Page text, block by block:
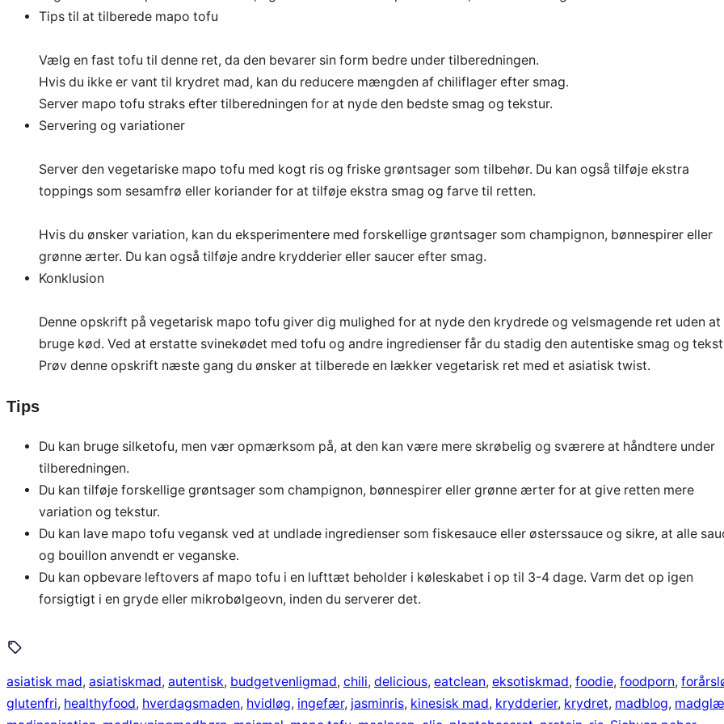
Tips til at tilberede mapo tofu
Vælg en fast tofu til denne ret, da den bevarer sin form bedre under tilberedningen.
Hvis du ikke er vant til krydret mad, kan du reducere mængden af chiliflager efter smag.
Server mapo tofu straks efter tilberedningen for at nyde den bedste smag og tekstur.
Servering og variationer
Server den vegetariske mapo tofu med kogt ris og friske grøntsager som tilbehør. Du kan også tilføje ekstra
toppings som sesamfrø eller koriander for at tilføje ekstra smag og farve til retten.
Hvis du ønsker variation, kan du eksperimentere med forskellige grøntsager som champignon, bønnespirer eller
grønne ærter. Du kan også tilføje andre krydderier eller saucer efter smag.
Konklusion
Denne opskrift på vegetarisk mapo tofu giver dig mulighed for at nyde den krydrede og velsmagende ret uden at
bruge kød. Ved at erstatte svinekødet med tofu og andre ingredienser får du stadig den autentiske smag og
Prøv denne opskrift næste gang du ønsker at tilberede en lækker vegetarisk ret med et asiatisk twist.
Tips
Du kan bruge silketofu, men vær opmærksom på, at den kan være mere skrøbelig og sværere at håndtere under
tilberedningen.
Du kan tilføje forskellige grøntsager som champignon, bønnespirer eller grønne ærter for at give retten mere
variation og tekstur.
Du kan lave mapo tofu vegansk ved at undlade ingredienser som fiskesauce eller østerssauce og sikre, at alle
og bouillon anvendt er veganske.
Du kan opbevare leftovers af mapo tofu i en lufttæt beholder i køleskabet i op til 3-4 dage. Varm det op igen
forsigtigt i en gryde eller mikrobølgeovn, inden du serverer det.
asiatisk mad, asiatiskmad, autentisk, budgetvenligmad, chili, delicious, eatclean, eksotiskmad, foodie, foodporn,
glutenfri, healthyfood, hverdagsmaden, hvidløg, ingefær, jasminris, kinesisk mad, krydderier, krydret, madblog,